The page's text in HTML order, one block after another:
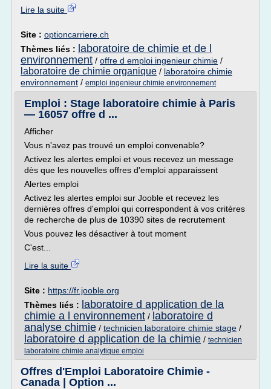
Lire la suite
Site : optioncarriere.ch
Thèmes liés : laboratoire de chimie et de l
environnement / offre d emploi ingenieur chimie /
laboratoire de chimie organique / laboratoire chimie
environnement / emploi ingenieur chimie environnement
Emploi : Stage laboratoire chimie à Paris
— 16057 offre d ...
Afficher
Vous n'avez pas trouvé un emploi convenable?
Activez les alertes emploi et vous recevez un message
dès que les nouvelles offres d'emploi apparaissent
Alertes emploi
Activez les alertes emploi sur Jooble et recevez les
dernières offres d'emploi qui correspondent à vos critères
de recherche de plus de 10390 sites de recrutement
Vous pouvez les désactiver à tout moment
C'est...
Lire la suite
Site : https://fr.jooble.org
Thèmes liés : laboratoire d application de la
chimie a l environnement / laboratoire d
analyse chimie / technicien laboratoire chimie stage /
laboratoire d application de la chimie / technicien
laboratoire chimie analytique emploi
Offres d'Emploi Laboratoire Chimie -
Canada | Option ...